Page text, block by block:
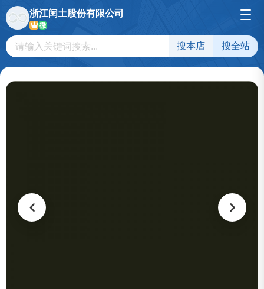
浙江闰土股份有限公司
微
搜本店 搜全站